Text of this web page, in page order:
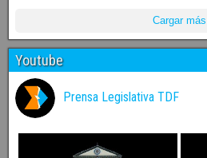
Cargar más
Youtube
Prensa Legislativa TDF